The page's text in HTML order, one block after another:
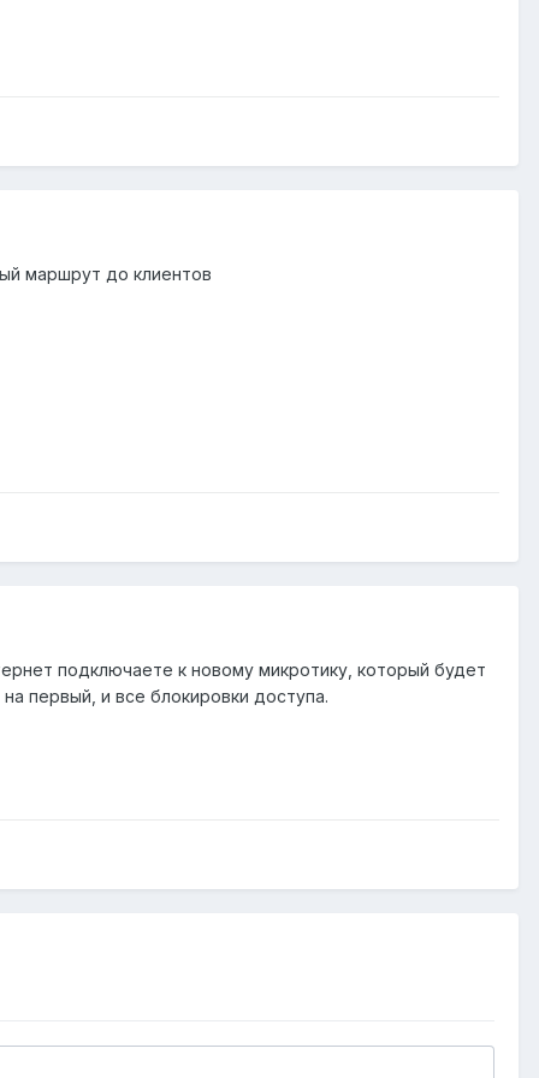
маршрут до клиентов
подключаете к новому микротику, который будет
первый, и все блокировки доступа.